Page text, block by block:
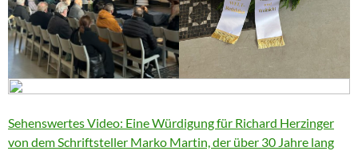
Sehenswertes Video: Eine Würdigung für Richard Herzinger
von dem Schriftsteller Marko Martin, der über 30 Jahre lang